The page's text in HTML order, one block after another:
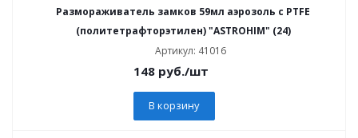
Размораживатель замков 59мл аэрозоль с PTFE
(политетрафторэтилен) "ASTROHIM" (24)
Артикул: 41016
148 руб./шт
В корзину